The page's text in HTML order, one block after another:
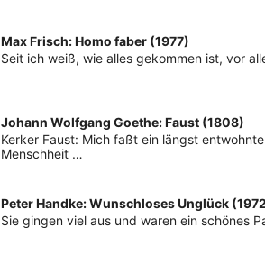
Max Frisch: Homo faber (1977)
Seit ich weiß, wie alles gekommen ist, vor
Johann Wolfgang Goethe: Faust (1808)
Kerker Faust: Mich faßt ein längst
Menschheit …
Peter Handke: Wunschloses Unglück
Sie gingen viel aus und waren ein schönes